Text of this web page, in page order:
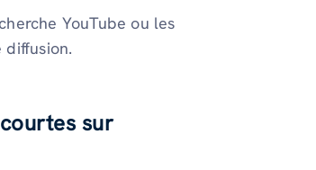
YouTube ou les
sur